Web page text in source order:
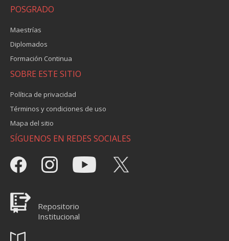
POSGRADO
Maestrías
Diplomados
Formación Continua
SOBRE ESTE SITIO
Política de privacidad
Términos y condiciones de uso
Mapa del sitio
SÍGUENOS EN REDES SOCIALES
Repositorio
Institucional